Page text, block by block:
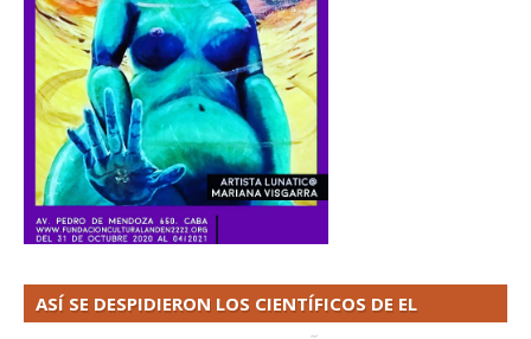
ASÍ SE DESPIDIERON LOS CIENTÍFICOS DE EL